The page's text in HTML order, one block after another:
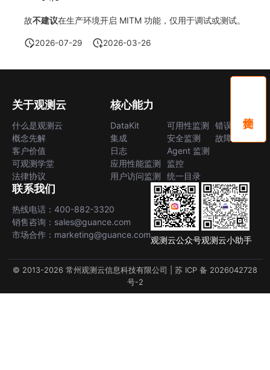
故不建议在生产环境开启 MITM 功能，仅用于调试或测试。
2026-07-29 2026-03-26
关于观测云
什么是观测云
概念先解
客户价值
可观测学堂
法律协议
核心能力
DataKit
集成
日志
应用性能监测
用户访问监测
可用性监测
安全监测
Agent 监测
监控
统一目录
错误中心
故障中心
联系我们
热线电话：400-882-3320
销售咨询：sales@guance.com
市场合作：marketing@guance.com
观测云公众号观测云小助手
© 2013-2026 常州观测云信息科技有限公司 | 苏 ICP 备 2026042728
号-2